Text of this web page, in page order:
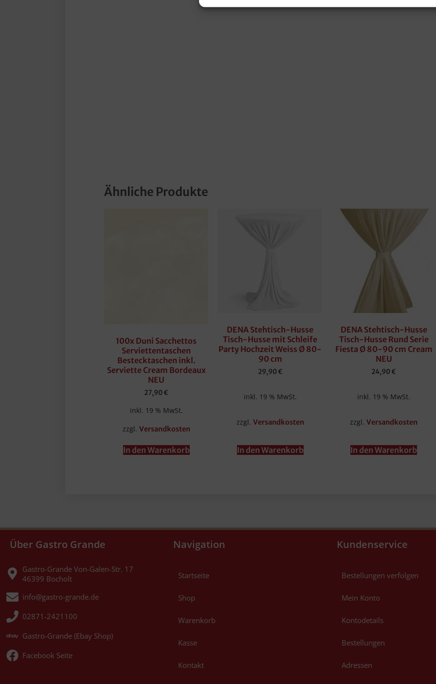
Ähnliche Produkte
100x Duni Sacchettos
Serviettentaschen
Bestecktaschen inkl.
Serviette Cream Bordeaux
NEU
27,90 €
inkl. 19 % MwSt.
zzgl. Versandkosten
In den Warenkorb
DENA Stehtisch-Husse
Tisch-Husse mit Schleife
Party Hochzeit Weiss Ø 80-
90 cm
29,90 €
inkl. 19 % MwSt.
zzgl. Versandkosten
In den Warenkorb
DENA Stehtisch-Husse
Tisch-Husse Rund Serie
Fiesta Ø 80-90 cm Cream
NEU
24,90 €
inkl. 19 % MwSt.
zzgl.Versandkosten
In den Warenkorb
Über Gastro Grande
Gastro-Grande Von-Galen-Str. 17
46399 Bocholt
info@gastro-grande.de
02871-2421100
Gastro-Grande (Ebay Shop)
Facebook Seite
Navigation
Startseite
Shop
Warenkorb
Kasse
Kontakt
Kundenservice
Bestellungen verfolgen
Mein Konto
Kontodetails
Bestellungen
Adressen